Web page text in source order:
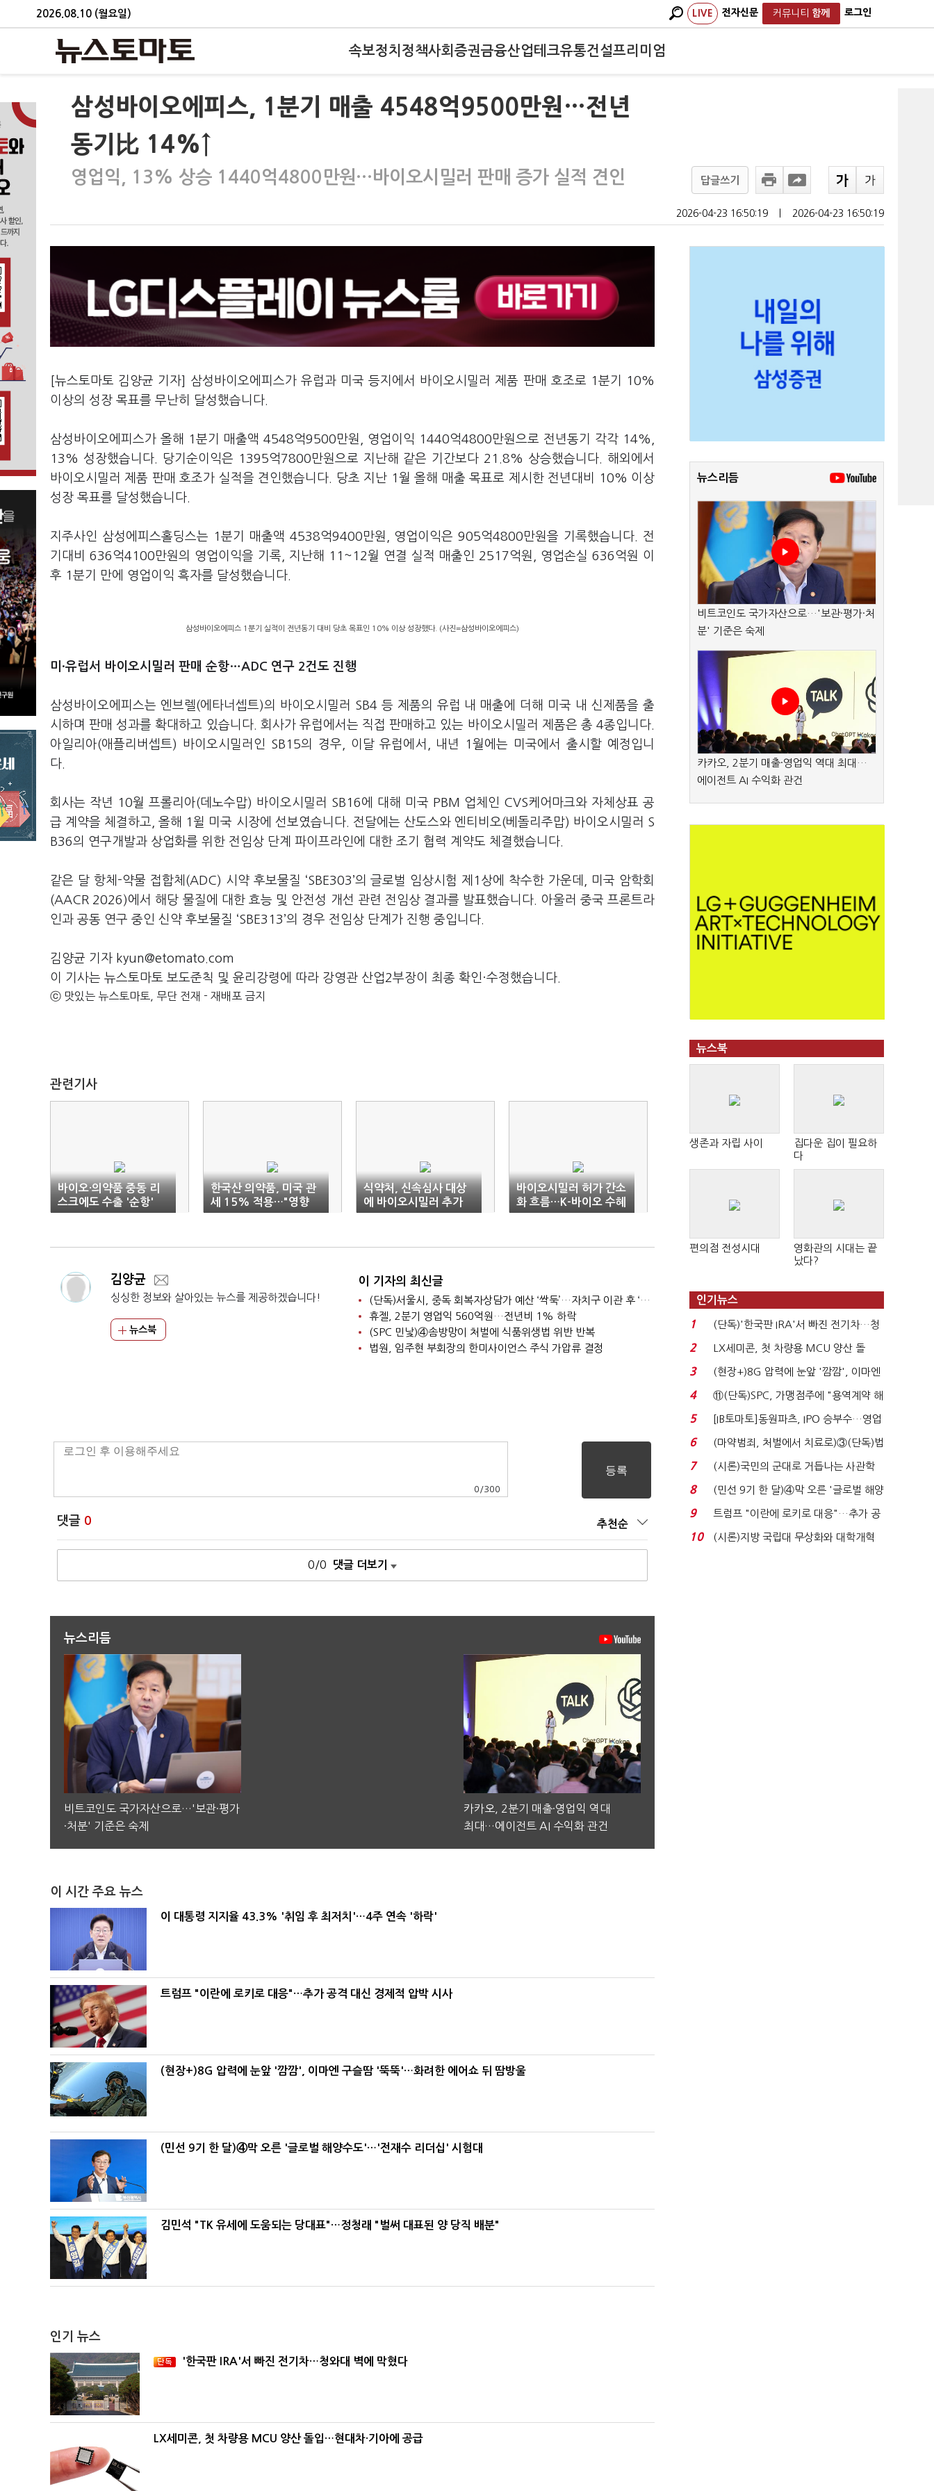
2026.08.10 (월요일) LIVE 전자신문 커뮤니티 함께 로그인
속보정치 정책사회 증권금융산업테크유통건설프리미엄
삼성바이오에피스, 1분기 매출 4548억9500만원…전년
동기比 14%↑
영업익, 13% 상승 1440억4800만원…바이오시밀러 판매 증가 실적 견인 답글쓰기
2026-04-23 16:50:19 2026-04-23 16:50:19
[뉴스토마토 김양균 기자] 삼성바이오에피스가 유럽과 미국 등지에서 바이오시밀러 제품 판매 호조로 1분기 10%
이상의 성장 목표를 무난히 달성했습니다.
삼성바이오에피스가 올해 1분기 매출액 4548억9500만원, 영업이익 1440억4800만원으로 전년동기 각각 14%,
13% 성장했습니다. 당기순이익은 1395억7800만원으로 지난해 같은 기간보다 21.8% 상승했습니다. 해외에서
바이오시밀러 제품 판매 호조가 실적을 견인했습니다. 당초 지난 1월 올해 매출 목표로 제시한 전년대비 10% 이상
성장 목표를 달성했습니다.
지주사인 삼성에피스홀딩스는 1분기 매출액 4538억9400만원, 영업이익은 905억4800만원을 기록했습니다. 전
기대비 636억4100만원의 영업이익을 기록, 지난해 11~12월 연결 실적 매출인 2517억원, 영업손실 636억원 이
후 1분기 만에 영업이익 흑자를 달성했습니다.
삼성바이오에피스 1분기 실적이 전년동기 대비 당초 목표인 10% 이상 성장했다. (사진=삼성바이오에피스)
미·유럽서 바이오시밀러 판매 순항…ADC 연구 2건도 진행
삼성바이오에피스는 엔브렐(에타너셉트)의 바이오시밀러 SB4 등 제품의 유럽 내 매출에 더해 미국 내 신제품을 출
시하며 판매 성과를 확대하고 있습니다. 회사가 유럽에서는 직접 판매하고 있는 바이오시밀러 제품은 총 4종입니다.
아일리아(애플리버셉트) 바이오시밀러인 SB15의 경우, 이달 유럽에서, 내년 1월에는 미국에서 출시할 예정입니
다.
회사는 작년 10월 프롤리아(데노수맙) 바이오시밀러 SB16에 대해 미국 PBM 업체인 CVS케어마크와 자체상표 공
급 계약을 체결하고, 올해 1윌 미국 시장에 선보였습니다. 전달에는 산도스와 엔티비오(베돌리주맙) 바이오시밀러 S
B36의 연구개발과 상업화를 위한 전임상 단계 파이프라인에 대한 조기 협력 계약도 체결했습니다.
같은 달 항체-약물 접합체(ADC) 시약 후보물질 ‘SBE303’의 글로벌 임상시험 제1상에 착수한 가운데, 미국 암학회
(AACR 2026)에서 해당 물질에 대한 효능 및 안전성 개선 관련 전임상 결과를 발표했습니다. 아울러 중국 프론트라
인과 공동 연구 중인 신약 후보물질 ‘SBE313’의 경우 전임상 단계가 진행 중입니다.
김양균 기자 kyun@etomato.com
이 기사는 뉴스토마토 보도준칙 및 윤리강령에 따라 강영관 산업2부장이 최종 확인·수정했습니다.
ⓒ 맛있는 뉴스토마토, 무단 전재 - 재배포 금지
관련기사
바이오·의약품 중동 리
스크에도 수출 '순항'
한국산 의약품, 미국 관
세 15% 적용…"영향
미미"
식약처, 신속심사 대상
에 바이오시밀러 추가
바이오시밀러 허가 간소
화 흐름…K-바이오 수혜
기대
김양균
싱싱한 정보와 살아있는 뉴스를 제공하겠습니다!
뉴스북
이 기자의 최신글
(단독)서울시, 중독 회복자상담가 예산 ‘싹둑’…자치구 이관 후 ‘사업 축소’ 위기
휴젤, 2분기 영업익 560억원…전년비 1% 하락
(SPC 민낯)④솜방망이 처벌에 식품위생법 위반 반복
법원, 임주현 부회장의 한미사이언스 주식 가압류 결정
0 /300
댓글 0 추천순
0/0 댓글 더보기
뉴스리듬
비트코인도 국가자산으로…'보관·평가
·처분' 기준은 숙제
카카오, 2분기 매출·영업익 역대
최대…에이전트 AI 수익화 관건
이 시간 주요 뉴스
이 대통령 지지율 43.3% '취임 후 최저치'…4주 연속 '하락'
트럼프 "이란에 로키로 대응"…추가 공격 대신 경제적 압박 시사
(현장+)8G 압력에 눈앞 '깜깜', 이마엔 구슬땀 '뚝뚝'…화려한 에어쇼 뒤 땀방울
(민선 9기 한 달)④막 오른 '글로벌 해양수도'…'전재수 리더십' 시험대
김민석 "TK 유세에 도움되는 당대표"…정청래 "벌써 대표된 양 당직 배분"
인기 뉴스
'한국판 IRA'서 빠진 전기차…청와대 벽에 막혔다
LX세미콘, 첫 차량용 MCU 양산 돌입…현대차·기아에 공급
뉴스리듬
비트코인도 국가자산으로…'보관·평가·처
분' 기준은 숙제
카카오, 2분기 매출·영업익 역대 최대…
에이전트 AI 수익화 관건
뉴스북
생존과 자립 사이
집다운 집이 필요하
다
편의점 전성시대
영화관의 시대는 끝
났다?
인기뉴스
1
(단독)'한국판 IRA'서 빠진 전기차…청
와대 벽에 막혔다...
2
LX세미콘, 첫 차량용 MCU 양산 돌
입…현대차·기아에 ...
3
(현장+)8G 압력에 눈앞 '깜깜', 이마엔
구슬땀 '뚝뚝'…화려...
4
⑪(단독)SPC, 가맹점주에 "용역계약 해
지하라"...내팽개친 '...
5
[IB토마토]동원파츠, IPO 승부수…영업
익 7배 성장의 ...
6
(마약범죄, 처벌에서 치료로)③(단독)법
무부, 마약재활과 4...
7
(시론)국민의 군대로 거듭나는 사관학
교 개혁
8
(민선 9기 한 달)④막 오른 '글로벌 해양
수도'…'전재수 리...
9
트럼프 "이란에 로키로 대응"…추가 공
격 대신 경제적 압...
10 (시론)지방 국립대 무상화와 대학개혁